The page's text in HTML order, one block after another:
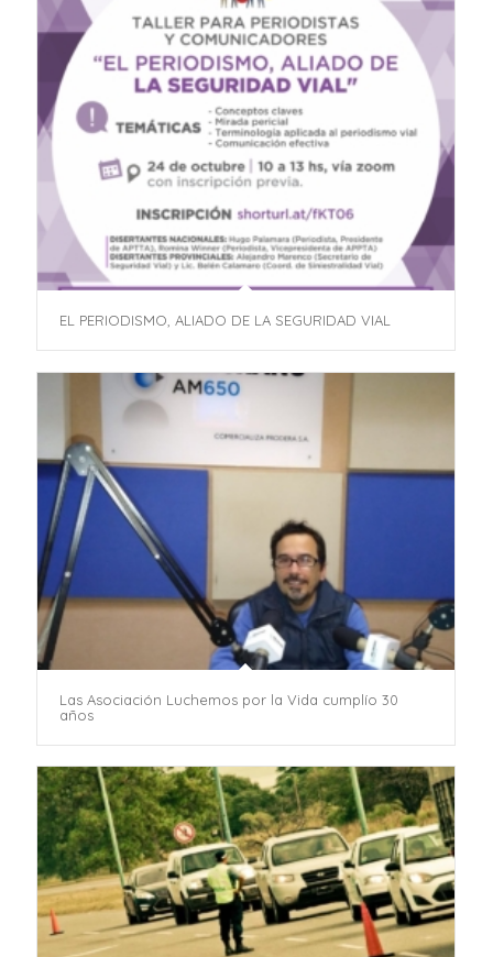
EL PERIODISMO, ALIADO DE LA SEGURIDAD VIAL
Las Asociación Luchemos por la Vida cumplío 30
años